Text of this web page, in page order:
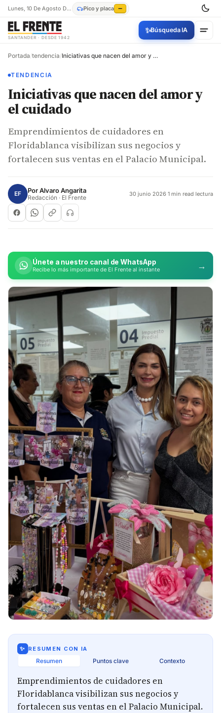
Lunes, 10 De Agosto De 2026 Pico y placa —
SANTANDER · DESDE 1942
✨Búsqueda IA
Portada/tendencia/ Iniciativas que nacen del amor y el cuidado
TENDENCIA
Iniciativas que nacen del amor y
el cuidado
Emprendimientos de cuidadores en
Floridablanca visibilizan sus negocios y
fortalecen sus ventas en el Palacio Municipal.
EF PorAlvaro Angarita
Redacción · El Frente 30 junio 2026·1 min read lectura
Únete a nuestro canal de WhatsApp
Recibe lo más importante de El Frente al instante →
✨ RESUMEN CON IA
Resumen Puntos clave Contexto
Emprendimientos de cuidadores en
Floridablanca visibilizan sus negocios y
fortalecen sus ventas en el Palacio Municipal.